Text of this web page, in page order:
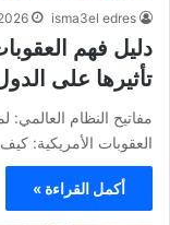
isma3el edres
دليل فهم
تأثيرها على
مفاتيح النظام العالمي:
العقوبات الأمريكية:
أكمل القراءة »